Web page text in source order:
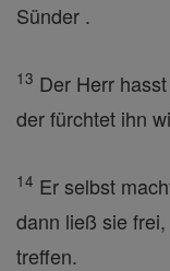
Sünder .
13 Der Herr
der fürchtet ihn
14 Er selbst
dann ließ sie
treffen.